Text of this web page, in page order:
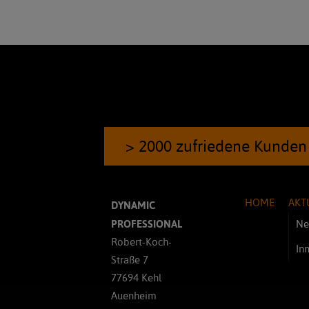
> 2000 zufriedene Kunden
DYNAMIC
PROFESSIONAL
Robert-Koch-
Straße 7
77694 Kehl
Auenheim
HOME